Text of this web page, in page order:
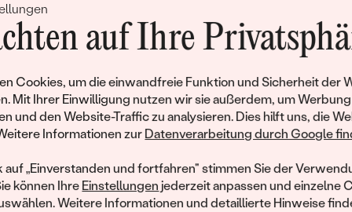
auf Ihre
Cookies, um die einwandfreie Funktion und Sicherheit der
Mit Ihrer Einwilligung nutzen wir sie außerdem, um Werbung
und den Website-Traffic zu analysieren. Dies hilft uns, die
Informationen zur Datenverarbeitung durch Google
auf „Einverstanden und fortfahren" stimmen Sie der
können Ihre Einstellungen jederzeit anpassen und einzelne
Weitere Informationen und detaillierte Hinweise
DIAMANTGRAVUR:
Rabatt auf
Werden Sie Teil
und entdecken Sie die
gefertigten Schmucks
Ihren ersten